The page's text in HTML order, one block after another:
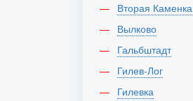
Вторая Каменка
Вылково
Гальбштадт
Гилев-Лог
Гилевка